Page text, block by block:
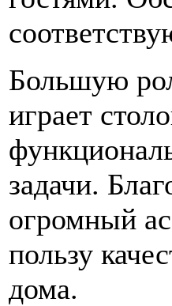
Большую
играет
задачи.
огромный
пользу
дома.